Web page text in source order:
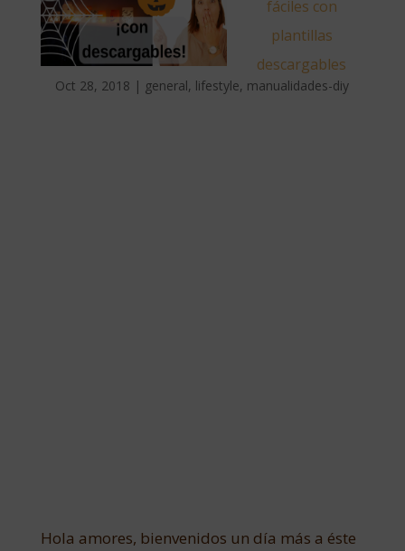
fáciles con
plantillas
descargables
Oct 28, 2018 | general, lifestyle, manualidades-diy
Hola amores, bienvenidos un día más a éste